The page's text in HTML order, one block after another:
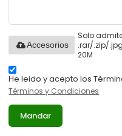
Solo
.rar/.zip/
20M
Accesorios
He leido y acepto los
Términos y Condiciones
Mandar